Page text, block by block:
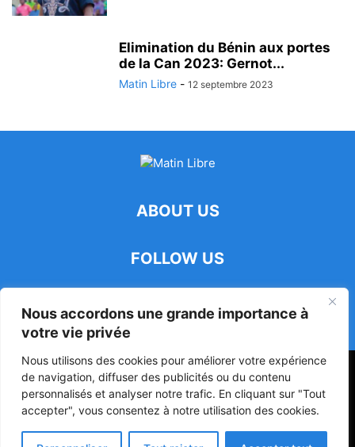
Nous accordons une grande importance à
votre vie privée
Nous utilisons des cookies pour améliorer votre expérience
de navigation, diffuser des publicités ou du contenu
personnalisés et analyser notre trafic. En cliquant sur "Tout
accepter", vous consentez à notre utilisation des cookies.
Elimination du Bénin aux portes
de la Can 2023: Gernot...
Matin Libre - 12 septembre 2023
ABOUT US
FOLLOW US
47ᵉ Assemblée Mondiale sur la Protection de la Vie Privée: Me
Luciano Hounkponou représente le Bénin à Séoul